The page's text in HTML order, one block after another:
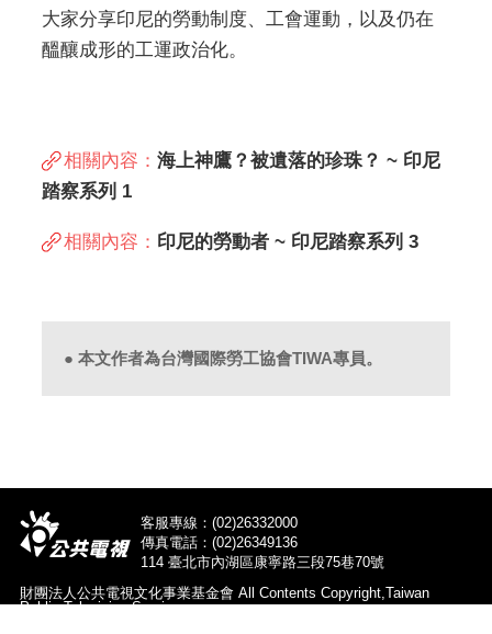
大家分享印尼的勞動制度、工會運動，以及仍在
醞釀成形的工運政治化。
相關內容： 海上神鷹？被遺落的珍珠？ ~ 印尼
踏察系列 1
相關內容： 印尼的勞動者 ~ 印尼踏察系列 3
● 本文作者為台灣國際勞工協會TIWA專員。
財團法人公共電視文化事業基金會 All Contents Copyright,Taiwan
Public Television Service.
客服專線：(02)26332000
傳真電話：(02)26349136
114 臺北市內湖區康寧路三段75巷70號